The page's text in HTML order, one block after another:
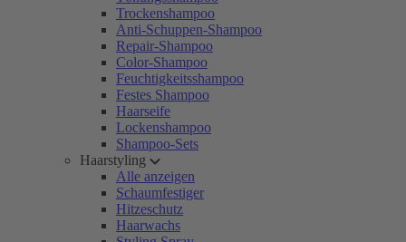
Trockenshampoo
Anti-Schuppen-Shampoo
Repair-Shampoo
Color-Shampoo
Feuchtigkeitsshampoo
Festes Shampoo
Haarseife
Lockenshampoo
Shampoo-Sets
Haarstyling
Alle anzeigen
Schaumfestiger
Hitzeschutz
Haarwachs